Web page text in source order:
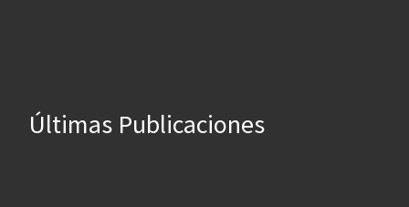
Últimas Publicaciones